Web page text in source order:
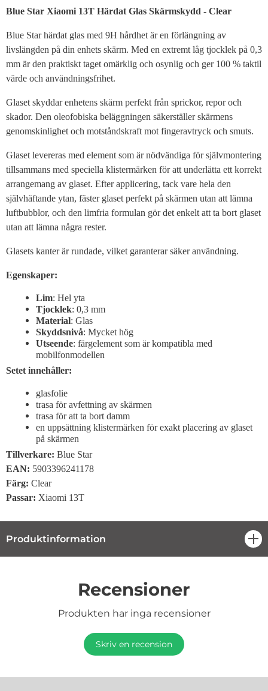
Produktbeskrivning
Blue Star Xiaomi 13T Härdat Glas Skärmskydd - Clear
Blue Star härdat glas med 9H hårdhet är en förlängning av
livslängden på din enhets skärm. Med en extremt låg tjocklek på 0,3
mm är den praktiskt taget omärklig och osynlig och ger 100 % taktil
värde och användningsfrihet.
Glaset skyddar enhetens skärm perfekt från sprickor, repor och
skador. Den oleofobiska beläggningen säkerställer skärmens
genomskinlighet och motståndskraft mot fingeravtryck och smuts.
Glaset levereras med element som är nödvändiga för självmontering
tillsammans med speciella klistermärken för att underlätta ett korrekt
arrangemang av glaset. Efter applicering, tack vare hela den
självhäftande ytan, fäster glaset perfekt på skärmen utan att lämna
luftbubblor, och den limfria formulan gör det enkelt att ta bort glaset
utan att lämna några rester.
Glasets kanter är rundade, vilket garanterar säker användning.
Egenskaper:
Lim: Hel yta
Tjocklek: 0,3 mm
Material: Glas
Skyddsnivå: Mycket hög
Utseende: färgelement som är kompatibla med
mobilfonmodellen
Setet innehåller:
glasfolie
trasa för avfettning av skärmen
trasa för att ta bort damm
en uppsättning klistermärken för exakt placering av glaset
på skärmen
Tillverkare: Blue Star
EAN: 5903396241178
Färg: Clear
Passar: Xiaomi 13T
Produktinformation
Recensioner
Produkten har inga recensioner
Skriv en recension